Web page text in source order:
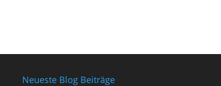
Neueste Blog Beiträge